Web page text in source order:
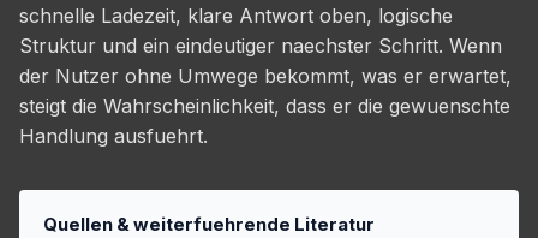
schnelle Ladezeit, klare Antwort oben, logische
Struktur und ein eindeutiger naechster Schritt. Wenn
der Nutzer ohne Umwege bekommt, was er erwartet,
steigt die Wahrscheinlichkeit, dass er die gewuenschte
Handlung ausfuehrt.
Quellen & weiterfuehrende Literatur